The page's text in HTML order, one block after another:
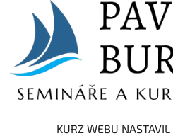
KURZ WEBU NASTAVIL